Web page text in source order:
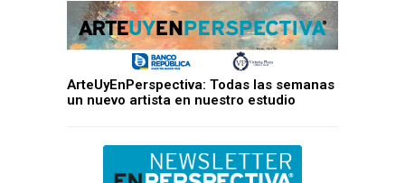
ArteUyEnPerspectiva: Todas las semanas
un nuevo artista en nuestro estudio